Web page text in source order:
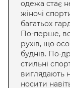
одежа стає
жіночі
багатьох
По-перше,
рухів, що
буднів. По-
стильні
виглядають
носити